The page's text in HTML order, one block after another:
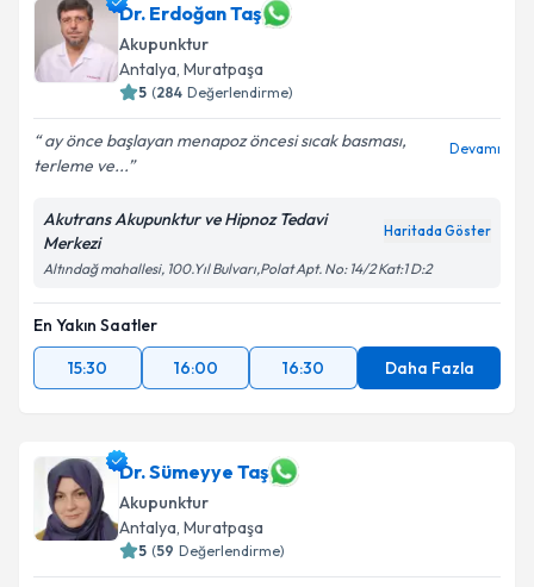
Dr. Erdoğan Taş
Akupunktur
Antalya, Muratpaşa
5 (284 Değerlendirme)
ay önce başlayan menapoz öncesi sıcak basması,
terleme ve...
Devamı
Akutrans Akupunktur ve Hipnoz Tedavi
Merkezi
Haritada Göster
Altındağ mahallesi, 100.Yıl Bulvarı,Polat Apt. No: 14/2 Kat:1 D:2
En Yakın Saatler
15:30
16:00 16:30 Daha Fazla
Dr. Sümeyye Taş
Akupunktur
Antalya, Muratpaşa
5 (59 Değerlendirme)